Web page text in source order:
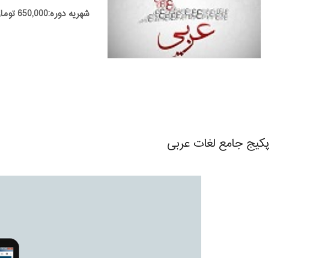
شهریه دوره:650,000 تومان
پکیج جامع لغات عربی